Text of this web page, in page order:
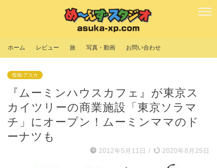
ホーム レビュー 旅 写真・動画 お問い合わせ
投稿:アスカ
『ムーミンハウスカフェ』が東京ス
カイツリーの商業施設「東京ソラマ
チ」にオープン！ムーミンママのド
ーナツも
2012年5月11日 / 2020年8月25日